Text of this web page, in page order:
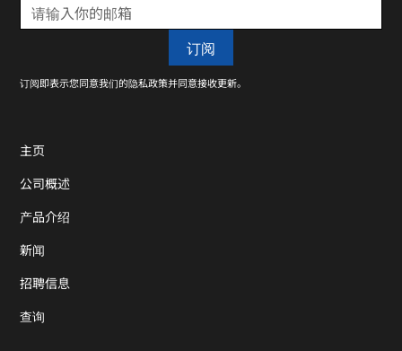
订阅即表示您同意我们的隐私政策并同意接收更新。
主页
公司概述
产品介绍
新闻
招聘信息
查询